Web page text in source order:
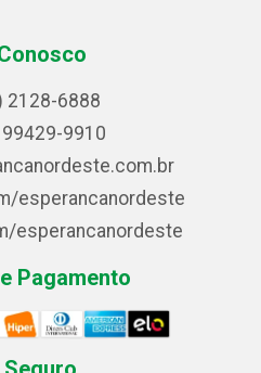
2128-6888
9910
esperancanordeste
esperancanordeste
Pagamento